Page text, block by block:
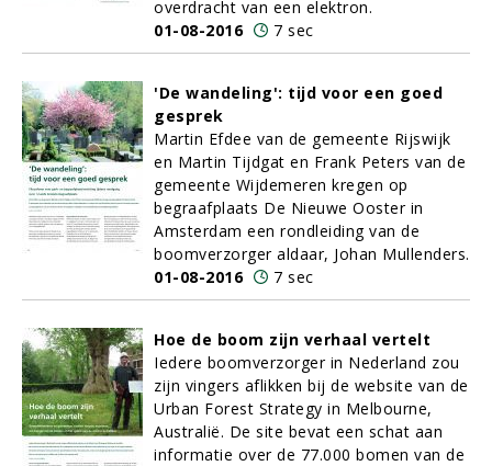
overdracht van een elektron.
01-08-2016
7 sec
'De wandeling': tijd voor een goed
gesprek
Martin Efdee van de gemeente Rijswijk
en Martin Tijdgat en Frank Peters van de
gemeente Wijdemeren kregen op
begraafplaats De Nieuwe Ooster in
Amsterdam een rondleiding van de
boomverzorger aldaar, Johan Mullenders.
01-08-2016
7 sec
Hoe de boom zijn verhaal vertelt
Iedere boomverzorger in Nederland zou
zijn vingers aflikken bij de website van de
Urban Forest Strategy in Melbourne,
Australië. De site bevat een schat aan
informatie over de 77.000 bomen van de